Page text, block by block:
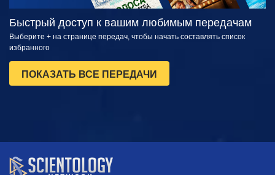
Быстрый доступ к вашим любимым передачам
Выберите + на странице передач, чтобы начать составлять список
избранного
ПОКАЗАТЬ ВСЕ ПЕРЕДАЧИ